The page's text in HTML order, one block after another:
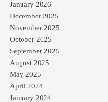
January 2026
December 2025
November 2025
October 2025
September 2025
August 2025
May 2025
April 2024
January 2024